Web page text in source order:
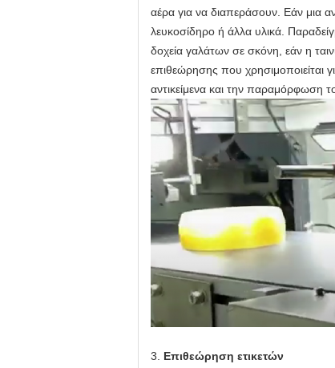
αέρα για να διαπεράσουν. Εάν μια
λευκοσίδηρο ή άλλα υλικά.
δοχεία γαλάτων σε σκόνη, εάν η
επιθεώρησης που χρησιμοποιείται
αντικείμενα και την παραμόρφωση
3. Επιθεώρηση ετικετών